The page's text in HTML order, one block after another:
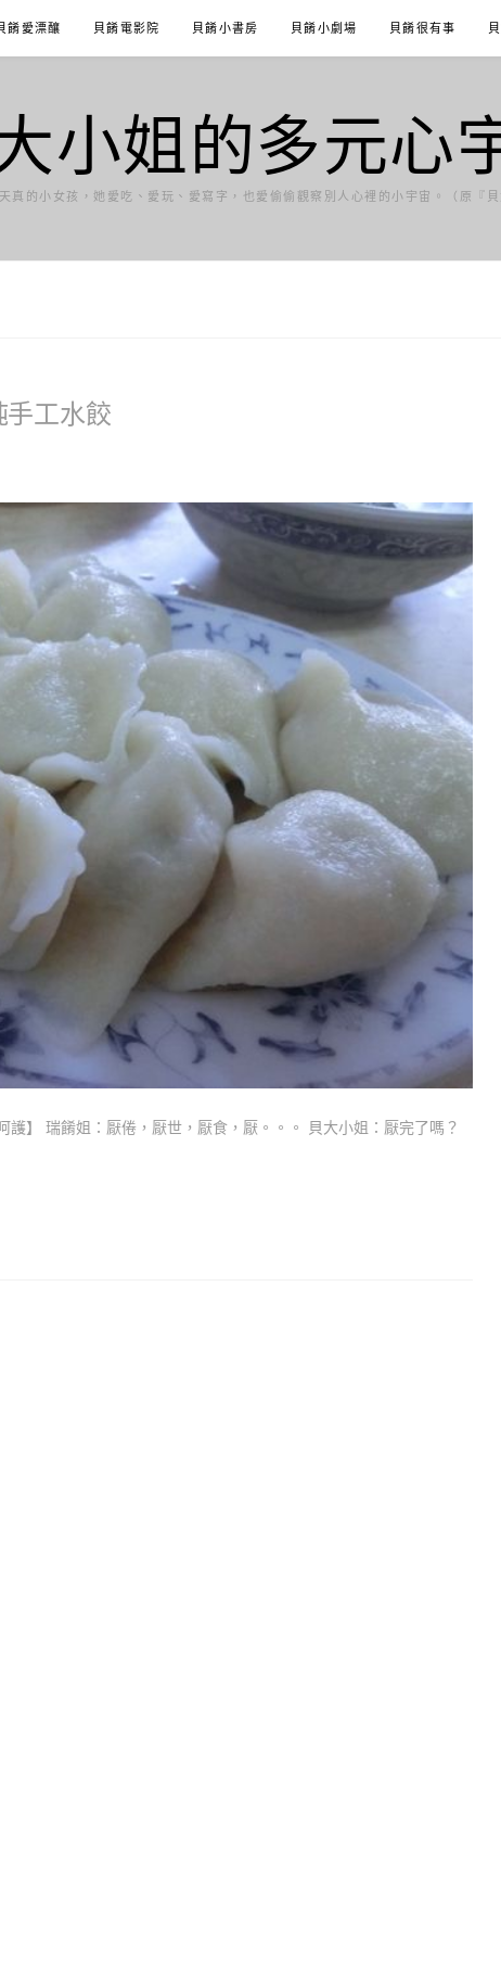
餚愛漂釀 貝餚電影院 貝餚小書房 貝餚小劇場 貝餚很有事
小姐的多元心
真的小女孩，她愛吃、愛玩、愛寫字，也愛偷偷觀察別人心裡的小宇宙。（原『
手工水餃
護】 瑞餚姐：厭倦，厭世，厭食，厭。。。 貝大小姐：厭完了嗎？